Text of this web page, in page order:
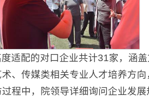
适配的对口企业共计31家，涵
、传媒类相关专业人才培养方
程中，院领导详细询问企业发